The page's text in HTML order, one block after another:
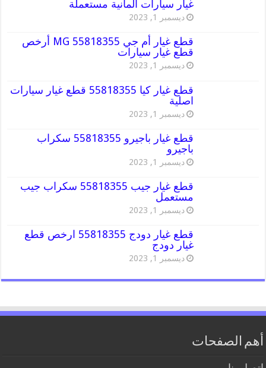
غيار سيارات المانية مستعملة
ديسمبر 1, 2023
قطع غيار أم جي MG 55818355 أرخص
قطع غيار سيارات
ديسمبر 1, 2023
قطع غيار كيا 55818355 قطع غيار سيارات
اصلية
ديسمبر 1, 2023
قطع غيار باجيرو 55818355 سكراب
باجيرو
ديسمبر 1, 2023
قطع غيار جيب 55818355 سكراب جيب
مستعمل
ديسمبر 1, 2023
قطع غيار دودج 55818355 ارخص قطع
غيار دودج
ديسمبر 1, 2023
أهم الصفحات